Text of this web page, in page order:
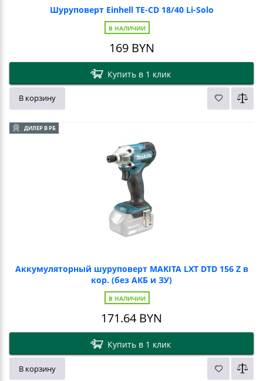
Шуруповерт Einhell TE-CD 18/40 Li-Solo
В НАЛИЧИИ
169BYN
Купить в 1 клик
В корзину
ДИЛЕР В РБ
Аккумуляторный шуруповерт MAKITA LXT DTD 156 Z в
кор. (без АКБ и ЗУ)
В НАЛИЧИИ
171.64 BYN
Купить в 1 клик
В корзину